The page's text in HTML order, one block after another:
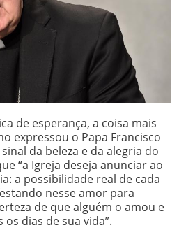
de esperança, a coisa mais
expressou o Papa Francisco
da beleza e da alegria do
“a Igreja deseja anunciar ao
a possibilidade real de cada
nesse amor para
de que alguém o amou e
dias de sua vida”.